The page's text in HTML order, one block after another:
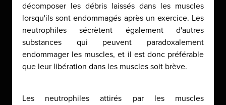
décomposer les débris laissés dans les muscles
lorsqu'ils sont endommagés après un exercice. Les
neutrophiles sécrètent également d'autres
substances qui peuvent paradoxalement
endommager les muscles, et il est donc préférable
que leur libération dans les muscles soit brève.
Les neutrophiles attirés par les muscles